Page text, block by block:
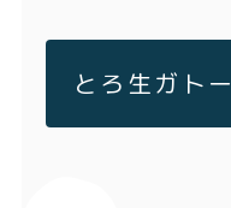
とろ生ガト